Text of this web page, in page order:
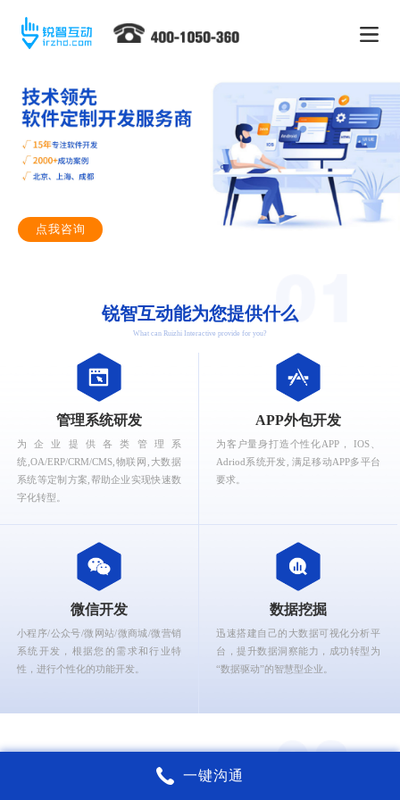
点我咨询
锐智互动能为您提供什么
What can Ruizhi Interactive provide for you?
管理系统研发
为企业提供各类管理系
统,OA/ERP/CRM/CMS,物联网,大数据
系统等定制方案,帮助企业实现快速数
字化转型。
APP外包开发
为客户量身打造个性化APP， IOS、
Adriod系统开发, 满足移动APP多平台
要求。
微信开发
小程序/公众号/微网站/微商城/微营销
系统开发，根据您的需求和行业特
性，进行个性化的功能开发。
数据挖掘
迅速搭建自己的大数据可视化分析平
台，提升数据洞察能力，成功转型为
“数据驱动”的智慧型企业。
锐智互动核心能力
一键沟通